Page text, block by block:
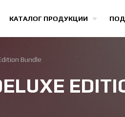
КАТАЛОГ ПРОДУКЦИИ
Казуальные Все игры
Bundle